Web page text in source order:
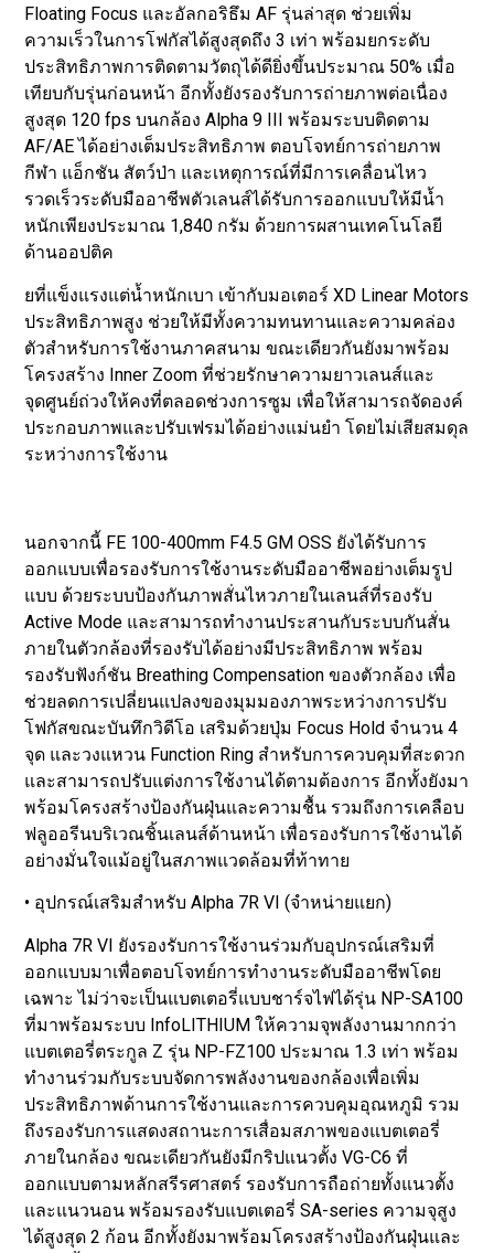
Floating Focus และอัลกอริธึม AF รุ่นล่าสุด ช่วยเพิ่ม
ความเร็วในการโฟกัสได้สูงสุดถึง 3 เท่า พร้อมยกระดับ
ประสิทธิภาพการติดตามวัตถุได้ดียิ่งขึ้นประมาณ 50% เมื่อ
เทียบกับรุ่นก่อนหน้า อีกทั้งยังรองรับการถ่ายภาพต่อเนื่อง
สูงสุด 120 fps บนกล้อง Alpha 9 III พร้อมระบบติดตาม
AF/AE ได้อย่างเต็มประสิทธิภาพ ตอบโจทย์การถ่ายภาพ
กีฬา แอ็กชัน สัตว์ป่า และเหตุการณ์ที่มีการเคลื่อนไหว
รวดเร็วระดับมืออาชีพตัวเลนส์ได้รับการออกแบบให้มีน้ำ
หนักเพียงประมาณ 1,840 กรัม ด้วยการผสานเทคโนโลยี
ด้านออปติค
ยที่แข็งแรงแต่น้ำหนักเบา เข้ากับมอเตอร์ XD Linear Motors
ประสิทธิภาพสูง ช่วยให้มีทั้งความทนทานและความคล่อง
ตัวสำหรับการใช้งานภาคสนาม ขณะเดียวกันยังมาพร้อม
โครงสร้าง Inner Zoom ที่ช่วยรักษาความยาวเลนส์และ
จุดศูนย์ถ่วงให้คงที่ตลอดช่วงการซูม เพื่อให้สามารถจัดองค์
ประกอบภาพและปรับเฟรมได้อย่างแม่นยำ โดยไม่เสียสมดุล
ระหว่างการใช้งาน
นอกจากนี้ FE 100-400mm F4.5 GM OSS ยังได้รับการ
ออกแบบเพื่อรองรับการใช้งานระดับมืออาชีพอย่างเต็มรูป
แบบ ด้วยระบบป้องกันภาพสั่นไหวภายในเลนส์ที่รองรับ
Active Mode และสามารถทำงานประสานกับระบบกันสั่น
ภายในตัวกล้องที่รองรับได้อย่างมีประสิทธิภาพ พร้อม
รองรับฟังก์ชัน Breathing Compensation ของตัวกล้อง เพื่อ
ช่วยลดการเปลี่ยนแปลงของมุมมองภาพระหว่างการปรับ
โฟกัสขณะบันทึกวิดีโอ เสริมด้วยปุ่ม Focus Hold จำนวน 4
จุด และวงแหวน Function Ring สำหรับการควบคุมที่สะดวก
และสามารถปรับแต่งการใช้งานได้ตามต้องการ อีกทั้งยังมา
พร้อมโครงสร้างป้องกันฝุ่นและความชื้น รวมถึงการเคลือบ
ฟลูออรีนบริเวณชิ้นเลนส์ด้านหน้า เพื่อรองรับการใช้งานได้
อย่างมั่นใจแม้อยู่ในสภาพแวดล้อมที่ท้าทาย
• อุปกรณ์เสริมสำหรับ Alpha 7R VI (จำหน่ายแยก)
Alpha 7R VI ยังรองรับการใช้งานร่วมกับอุปกรณ์เสริมที่
ออกแบบมาเพื่อตอบโจทย์การทำงานระดับมืออาชีพโดย
เฉพาะ ไม่ว่าจะเป็นแบตเตอรี่แบบชาร์จไฟได้รุ่น NP-SA100
ที่มาพร้อมระบบ InfoLITHIUM ให้ความจุพลังงานมากกว่า
แบตเตอรี่ตระกูล Z รุ่น NP-FZ100 ประมาณ 1.3 เท่า พร้อม
ทำงานร่วมกับระบบจัดการพลังงานของกล้องเพื่อเพิ่ม
ประสิทธิภาพด้านการใช้งานและการควบคุมอุณหภูมิ รวม
ถึงรองรับการแสดงสถานะการเสื่อมสภาพของแบตเตอรี่
ภายในกล้อง ขณะเดียวกันยังมีกริปแนวตั้ง VG-C6 ที่
ออกแบบตามหลักสรีรศาสตร์ รองรับการถือถ่ายทั้งแนวตั้ง
และแนวนอน พร้อมรองรับแบตเตอรี่ SA-series ความจุสูง
ได้สูงสุด 2 ก้อน อีกทั้งยังมาพร้อมโครงสร้างป้องกันฝุ่นและ